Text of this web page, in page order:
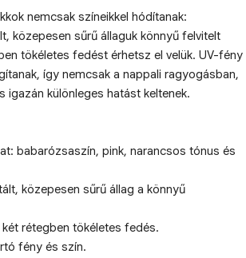
nemcsak színeikkel hódítanak:
közepesen sűrű állaguk könnyű felvitelt
tökéletes fedést érhetsz el velük. UV-fény
így nemcsak a nappali ragyogásban,
igazán különleges hatást keltenek.
babarózsaszín, pink, narancsos tónus és
közepesen sűrű állag a könnyű
két rétegben tökéletes fedés.
fény és szín.